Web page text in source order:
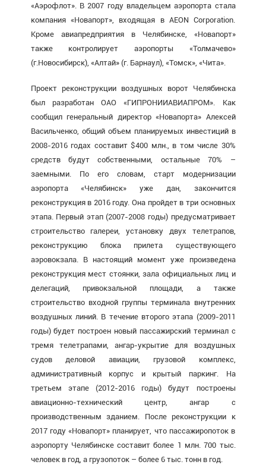
«Аэрофлот». В 2007 году владельцем аэропорта стала
компания «Новапорт», входящая в AEON Corporation.
Кроме авиапредприятия в Челябинске, «Новапорт»
также контролирует аэропорты «Толмачево»
(г.Новосибирск), «Алтай» (г. Барнаул), «Томск», «Чита».
Проект реконструкции воздушных ворот Челябинска
был разработан ОАО «ГИПРОНИИАВИАПРОМ». Как
сообщил генеральный директор «Новапорта» Алексей
Васильченко, общий объем планируемых инвестиций в
2008-2016 годах составит $400 млн., в том числе 30%
средств будут собственными, остальные 70% –
заемными. По его словам, старт модернизации
аэропорта «Челябинск» уже дан, закончится
реконструкция в 2016 году. Она пройдет в три основных
этапа. Первый этап (2007-2008 годы) предусматривает
строительство галереи, установку двух телетрапов,
реконструкцию блока прилета существующего
аэровокзала. В настоящий момент уже произведена
реконструкция мест стоянки, зала официальных лиц и
делегаций, привокзальной площади, а также
строительство входной группы терминала внутренних
воздушных линий. В течение второго этапа (2009-2011
годы) будет построен новый пассажирский терминал с
тремя телетрапами, ангар-укрытие для воздушных
судов деловой авиации, грузовой комплекс,
административный корпус и крытый паркинг. На
третьем этапе (2012-2016 годы) будут построены
авиационно-технический центр, ангар с
производственным зданием. После реконструкции к
2017 году «Новапорт» планирует, что пассажиропоток в
аэропорту Челябинске составит более 1 млн. 700 тыс.
человек в год, а грузопоток – более 6 тыс. тонн в год.